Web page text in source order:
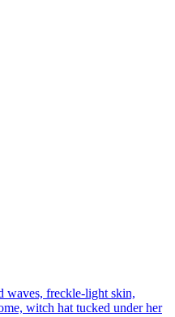
waves, freckle-light skin,
witch hat tucked under her